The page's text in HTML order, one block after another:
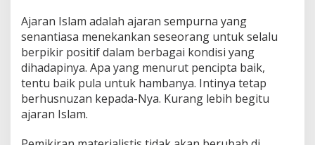
Ajaran Islam adalah ajaran sempurna yang
senantiasa menekankan seseorang untuk selalu
berpikir positif dalam berbagai kondisi yang
dihadapinya. Apa yang menurut pencipta baik,
tentu baik pula untuk hambanya. Intinya tetap
berhusnuzan kepada-Nya. Kurang lebih begitu
ajaran Islam.